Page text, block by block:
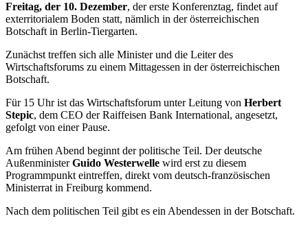
Freitag, der 10. Dezember, der erste Konferenztag, findet auf
exterritorialem Boden statt, nämlich in der österreichischen
Botschaft in Berlin-Tiergarten.
Zunächst treffen sich alle Minister und die Leiter des
Wirtschaftsforums zu einem Mittagessen in der österreichischen
Botschaft.
Für 15 Uhr ist das Wirtschaftsforum unter Leitung von Herbert
Stepic, dem CEO der Raiffeisen Bank International, angesetzt,
gefolgt von einer Pause.
Am frühen Abend beginnt der politische Teil. Der deutsche
AußenministerGuido Westerwelle wird erst zu diesem
Programmpunkt eintreffen, direkt vom deutsch-französischen
Ministerrat in Freiburg kommend.
Nach dem politischen Teil gibt es ein Abendessen in der Botschaft.